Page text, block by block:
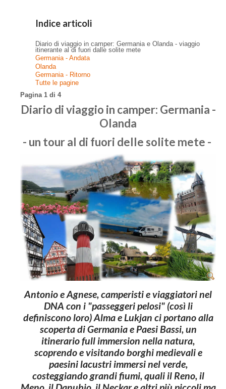
Indice articoli
Diario di viaggio in camper: Germania e Olanda - viaggio
itinerante al di fuori dalle solite mete
Germania - Andata
Olanda
Germania - Ritorno
Tutte le pagine
Pagina 1 di 4
Diario di viaggio in camper: Germania -
Olanda
- un tour al di fuori delle solite mete -
AntonioeAgnese, camperisti e viaggiatori nel
DNA con i "passeggeri pelosi" (così li
definiscono loro)AlmaeLukjan ci portano alla
scoperta diGermaniae Paesi Bassi, un
itinerario full immersion nella natura,
scoprendo e visitando borghi medievali e
paesini lacustri immersi nel verde,
costeggiando grandi fiumi, quali il Reno, il